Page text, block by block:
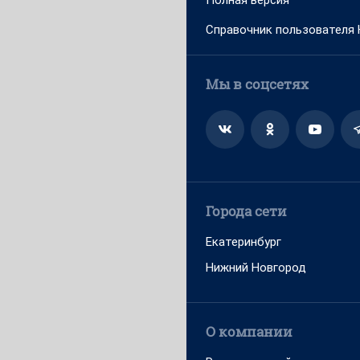
Справочник пользователя
Мы в соцсетях
Города сети
Екатеринбург
Нижний Новгород
О компании